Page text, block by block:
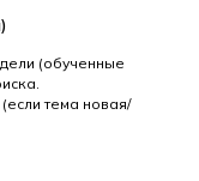
(обученные
тема новая/